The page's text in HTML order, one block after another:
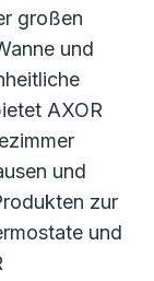
großen
und
AXOR
und
zur
und